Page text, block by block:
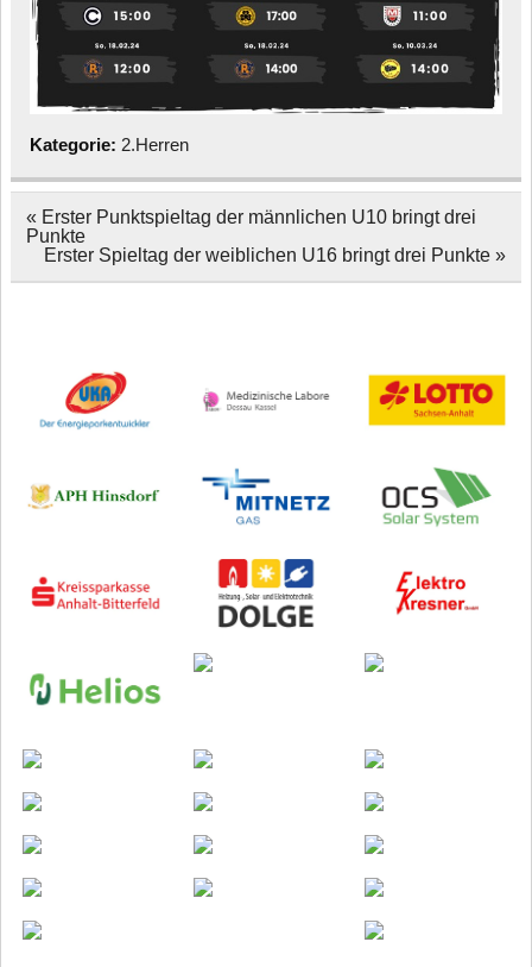
Kategorie: 2.Herren
Beitragsnavigation
« Erster Punktspieltag der männlichen U10 bringt drei
Punkte
Erster Spieltag der weiblichen U16 bringt drei Punkte »